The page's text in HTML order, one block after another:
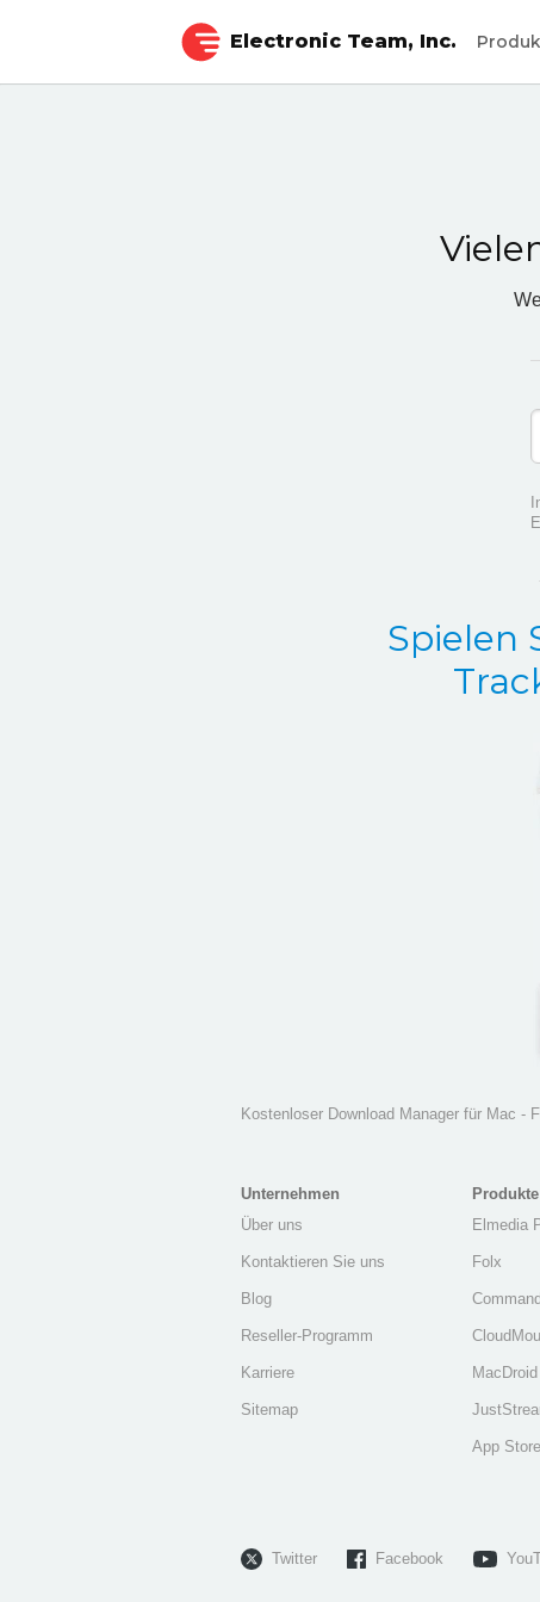
Electronic Team, Inc.
Spielen
Kostenloser Download Manager für Mac -
Unternehmen
Über uns
Kontaktieren Sie uns
Blog
Reseller-Programm
Karriere
Sitemap
Elmedia
Folx
MacDroid
App
Twitter Facebook